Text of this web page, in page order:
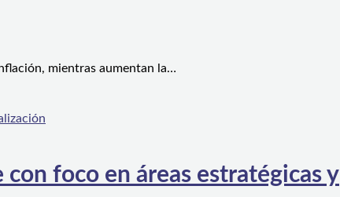
mientras aumentan la…
foco en áreas estratégicas y